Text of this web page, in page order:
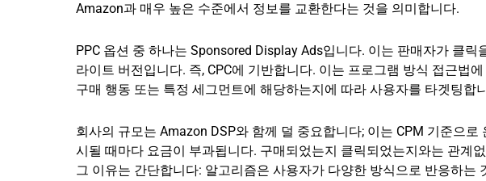
Amazon과 매우 높은 수준에서 정보를 교환한다는 것을 의미합니다.
PPC 옵션 중 하나는 Sponsored Display Ads입니다. 이는 판매자가 클
라이트 버전입니다. 즉, CPC에 기반합니다. 이는 프로그램 방식 접근법
구매 행동 또는 특정 세그먼트에 해당하는지에 따라 사용자를 타겟팅합
회사의 규모는 Amazon DSP와 함께 덜 중요합니다; 이는 CPM 기준으
시될 때마다 요금이 부과됩니다. 구매되었는지 클릭되었는지와는 관계
그 이유는 간단합니다: 알고리즘은 사용자가 다양한 방식으로 반응하는